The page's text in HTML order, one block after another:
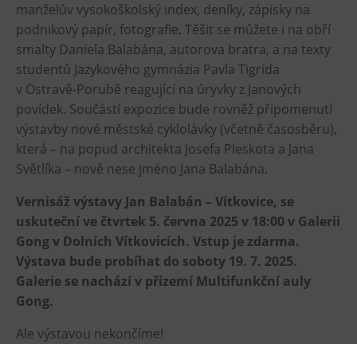
Hotel VP1
Vila Liběna
Další
Narozeninové oslavy
Letní tábory
Tematické dárkové poukazy
Pro školy
DOVýuky
Kroužky pro děti
Výjezdní akce
manželův vysokoškolský index, deníky, zápisky na
podnikový papír, fotografie. Těšit se můžete i na obří
smalty Daniela Balabána, autorova bratra, a na texty
studentů Jazykového gymnázia Pavla Tigrida
v Ostravě-Porubě reagující na úryvky z Janových
povídek. Součástí expozice bude rovněž připomenutí
výstavby nové městské cyklolávky (včetně časosběru),
která – na popud architekta Josefa Pleskota a Jana
Světlíka – nově nese jméno Jana Balabána.
Vernisáž výstavy Jan Balabán – Vítkovice, se
uskuteční ve čtvrtek 5. června 2025 v 18:00 v Galerii
Gong v Dolních Vítkovicích. Vstup je zdarma.
Výstava bude probíhat do soboty 19. 7. 2025.
Galerie se nachází v přízemí Multifunkční auly
Gong.
Ale výstavou nekončíme!